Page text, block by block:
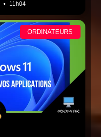
11h04
ORDINATEURS